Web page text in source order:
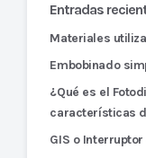
Entradas
Materiales
Embobinado
¿Qué es el
características
GIS o